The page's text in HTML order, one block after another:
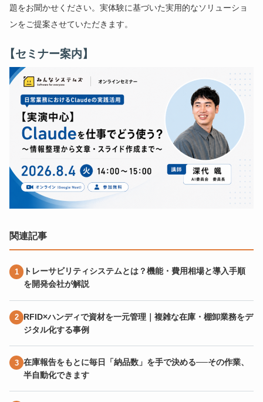
題をお聞かせください。実体験に基づいた実用的なソリューショ
ンをご提案させていただきます。
【セミナー案内】
関連記事
トレーサビリティシステムとは？機能・費用相場と導入手順
を開発会社が解説
RFID×ハンディで資材を一元管理｜複雑な在庫・棚卸業務をデ
ジタル化する事例
在庫報告をもとに毎日「納品数」を手で決める──その作業、
半自動化できます